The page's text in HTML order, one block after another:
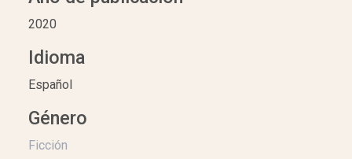
2020
Idioma
Español
Género
Ficción